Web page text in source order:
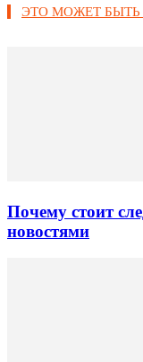
ЭТО МОЖЕТ БЫТЬ
Почему стоит
новостями